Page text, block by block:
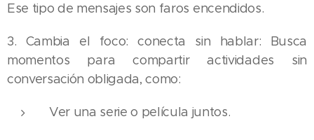
Ese tipo de mensajes son faros encendidos.
3. Cambia el foco: conecta sin hablar: Busca
momentos para compartir actividades sin
conversación obligada, como:
Ver una serie o película juntos.